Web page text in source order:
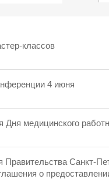
классов
4 июня
Дня медицинского
Правительства Санкт-
о